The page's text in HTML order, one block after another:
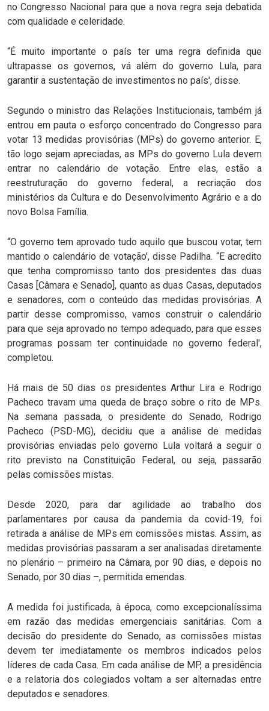
no Congresso Nacional para que a nova regra seja debatida
com qualidade e celeridade.
“É muito importante o país ter uma regra definida que
ultrapasse os governos, vá além do governo Lula, para
garantir a sustentação de investimentos no país', disse.
Segundo o ministro das Relações Institucionais, também já
entrou em pauta o esforço concentrado do Congresso para
votar 13 medidas provisórias (MPs) do governo anterior. E,
tão logo sejam apreciadas, as MPs do governo Lula devem
entrar no calendário de votação. Entre elas, estão a
reestruturação do governo federal, a recriação dos
ministérios da Cultura e do Desenvolvimento Agrário e a do
novo Bolsa Família.
“O governo tem aprovado tudo aquilo que buscou votar, tem
mantido o calendário de votação', disse Padilha. “E acredito
que tenha compromisso tanto dos presidentes das duas
Casas [Câmara e Senado], quanto as duas Casas, deputados
e senadores, com o conteúdo das medidas provisórias. A
partir desse compromisso, vamos construir o calendário
para que seja aprovado no tempo adequado, para que esses
programas possam ter continuidade no governo federal',
completou.
Há mais de 50 dias os presidentes Arthur Lira e Rodrigo
Pacheco travam uma queda de braço sobre o rito de MPs.
Na semana passada, o presidente do Senado, Rodrigo
Pacheco (PSD-MG), decidiu que a análise de medidas
provisórias enviadas pelo governo Lula voltará a seguir o
rito previsto na Constituição Federal, ou seja, passarão
pelas comissões mistas.
Desde 2020, para dar agilidade ao trabalho dos
parlamentares por causa da pandemia da covid-19, foi
retirada a análise de MPs em comissões mistas. Assim, as
medidas provisórias passaram a ser analisadas diretamente
no plenário – primeiro na Câmara, por 90 dias, e depois no
Senado, por 30 dias –, permitida emendas.
A medida foi justificada, à época, como excepcionalíssima
em razão das medidas emergenciais sanitárias. Com a
decisão do presidente do Senado, as comissões mistas
devem ter imediatamente os membros indicados pelos
líderes de cada Casa. Em cada análise de MP, a presidência
e a relatoria dos colegiados voltam a ser alternadas entre
deputados e senadores.